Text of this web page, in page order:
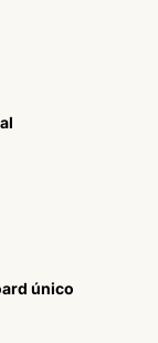
único